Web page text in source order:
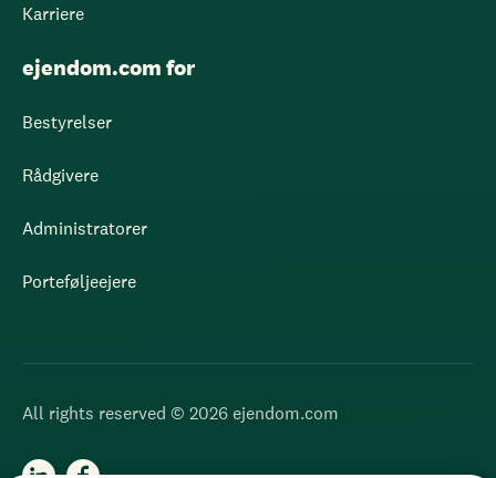
Karriere
ejendom.com for
Bestyrelser
Rådgivere
Administratorer
Porteføljeejere
All rights reserved © 2026 ejendom.com